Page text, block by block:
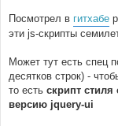
Посмотрел в гитхабе
эти js-скрипты
Может тут есть спец
десятков строк) -
то есть скрипт
версию jquery-ui